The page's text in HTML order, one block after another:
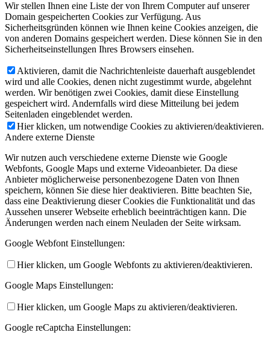
Wir stellen Ihnen eine Liste der von Ihrem Computer auf unserer
Domain gespeicherten Cookies zur Verfügung. Aus
Sicherheitsgründen können wie Ihnen keine Cookies anzeigen, die
von anderen Domains gespeichert werden. Diese können Sie in den
Sicherheitseinstellungen Ihres Browsers einsehen.
Aktivieren, damit die Nachrichtenleiste dauerhaft ausgeblendet
wird und alle Cookies, denen nicht zugestimmt wurde, abgelehnt
werden. Wir benötigen zwei Cookies, damit diese Einstellung
gespeichert wird. Andernfalls wird diese Mitteilung bei jedem
Seitenladen eingeblendet werden.
Hier klicken, um notwendige Cookies zu aktivieren/deaktivieren.
Andere externe Dienste
Wir nutzen auch verschiedene externe Dienste wie Google
Webfonts, Google Maps und externe Videoanbieter. Da diese
Anbieter möglicherweise personenbezogene Daten von Ihnen
speichern, können Sie diese hier deaktivieren. Bitte beachten Sie,
dass eine Deaktivierung dieser Cookies die Funktionalität und das
Aussehen unserer Webseite erheblich beeinträchtigen kann. Die
Änderungen werden nach einem Neuladen der Seite wirksam.
Google Webfont Einstellungen:
Hier klicken, um Google Webfonts zu aktivieren/deaktivieren.
Google Maps Einstellungen:
Hier klicken, um Google Maps zu aktivieren/deaktivieren.
Google reCaptcha Einstellungen: